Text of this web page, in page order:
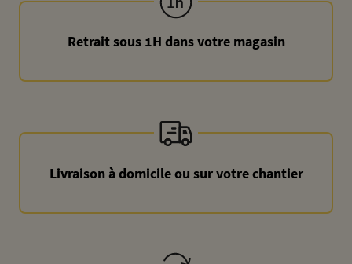
Retrait sous 1H dans votre magasin
Livraison à domicile ou sur votre chantier